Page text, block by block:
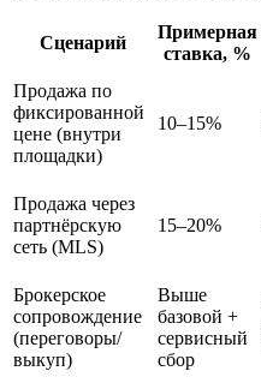
Сценарий
Примерная
ставка, %
Продажа по
фиксированной
цене (внутри
площадки)
10–15%
Продажа через
партнёрскую
сеть (MLS)
15–20%
Брокерское
сопровождение
(переговоры/
выкуп)
Выше
базовой +
сервисный
сбор